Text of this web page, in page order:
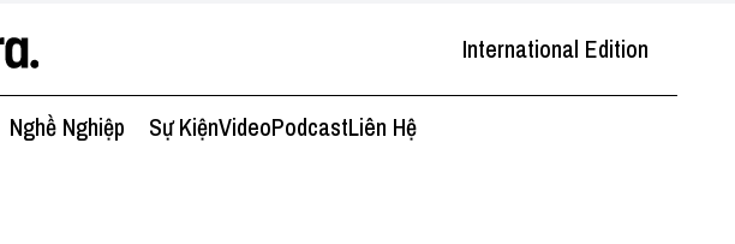
International Edition
Nghề Nghiệp Sự KiệnVideoPodcastLiên Hệ